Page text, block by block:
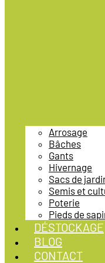
Arrosage
Bâches
Gants
Hivernage
Sacs de
Semis et
Poterie
Pieds de
DÉSTOCKAGE
BLOG
CONTACT